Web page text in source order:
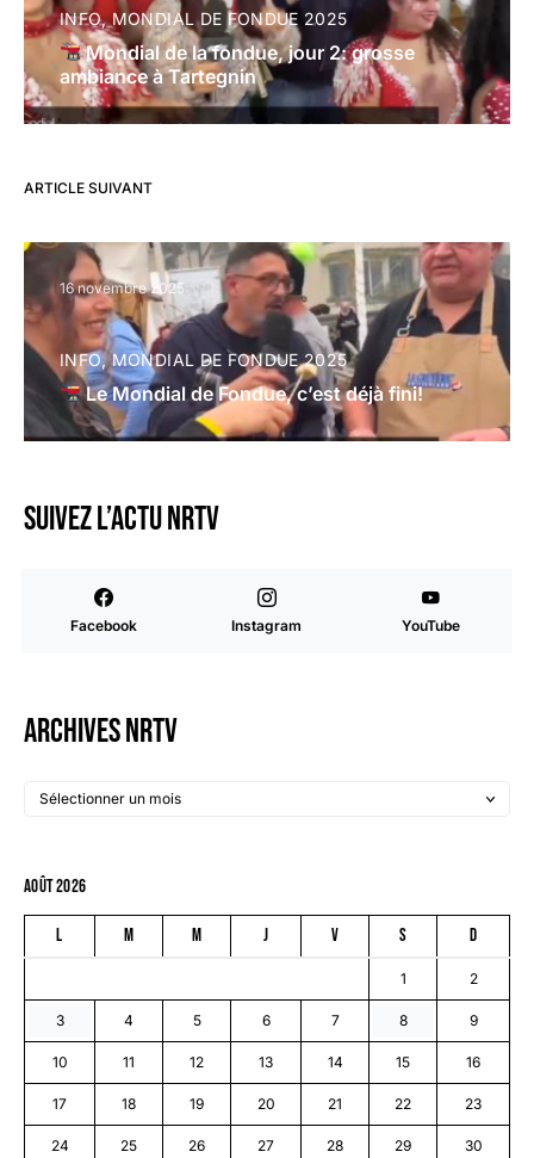
INFO MONDIAL DE FONDUE 2025
Mondial de la fondue, jour 2: grosse
ambiance à Tartegnin
ARTICLE SUIVANT
16 novembre 2025
INFO MONDIAL DE FONDUE 2025
Le Mondial de Fondue, c’est déjà fini!
Suivez l’actu NRTV
Facebook Instagram YouTube
Archives NRTV
août 2026
L M M J V S D
1 2
3 4 5 6 7 8 9
10 11 12 13 14 15 16
17 18 19 20 21 22 23
24 25 26 27 28 29 30